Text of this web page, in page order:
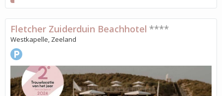
Fletcher Zuiderduin Beachhotel ****
Westkapelle, Zeeland